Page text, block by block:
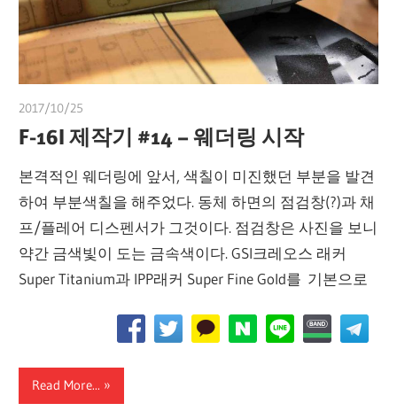
2017/10/25
F-16I 제작기 #14 – 웨더링 시작
본격적인 웨더링에 앞서, 색칠이 미진했던 부분을 발견
하여 부분색칠을 해주었다. 동체 하면의 점검창(?)과 채
프/플레어 디스펜서가 그것이다. 점검창은 사진을 보니
약간 금색빛이 도는 금속색이다. GSI크레오스 래커
Super Titanium과 IPP래커 Super Fine Gold를 기본으로
Read More...